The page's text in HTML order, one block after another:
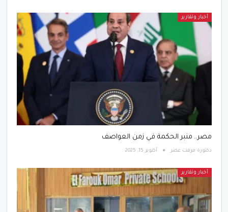
أخبار وتقارير
مصر.. منبر الحكمة في زمن العواصف
دكتورة مرفت عصر أكتوبر 15, 2025
أخبار وتقارير